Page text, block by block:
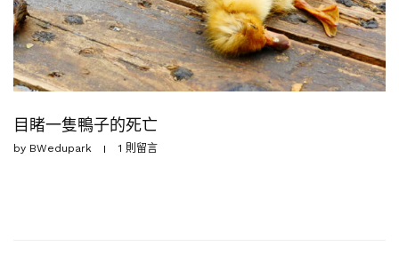
目睹一隻鴨子的死亡
by BWedupark 1 則留言